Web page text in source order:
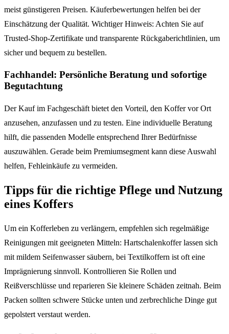
meist günstigeren Preisen. Käuferbewertungen helfen bei der
Einschätzung der Qualität. Wichtiger Hinweis: Achten Sie auf
Trusted-Shop-Zertifikate und transparente Rückgaberichtlinien, um
sicher und bequem zu bestellen.
Fachhandel: Persönliche Beratung und sofortige
Begutachtung
Der Kauf im Fachgeschäft bietet den Vorteil, den Koffer vor Ort
anzusehen, anzufassen und zu testen. Eine individuelle Beratung
hilft, die passenden Modelle entsprechend Ihrer Bedürfnisse
auszuwählen. Gerade beim Premiumsegment kann diese Auswahl
helfen, Fehleinkäufe zu vermeiden.
Tipps für die richtige Pflege und Nutzung
eines Koffers
Um ein Kofferleben zu verlängern, empfehlen sich regelmäßige
Reinigungen mit geeigneten Mitteln: Hartschalenkoffer lassen sich
mit mildem Seifenwasser säubern, bei Textilkoffern ist oft eine
Imprägnierung sinnvoll. Kontrollieren Sie Rollen und
Reißverschlüsse und reparieren Sie kleinere Schäden zeitnah. Beim
Packen sollten schwere Stücke unten und zerbrechliche Dinge gut
gepolstert verstaut werden.